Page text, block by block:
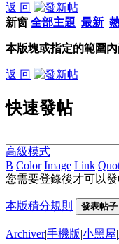
返 回
新窗 全部主題 最新
本版塊或指定的範圍
返 回
快速發帖
高級模式
B Color Image Link
您需要登錄後才可以
本版積分規則 發表帖子
Archiver|手機版|小黑屋|